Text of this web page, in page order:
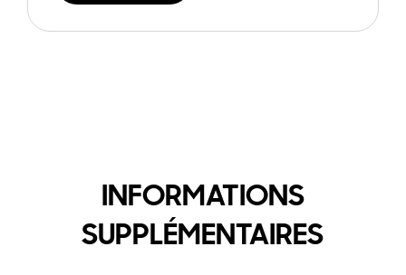
INFORMATIONS
SUPPLÉMENTAIRES